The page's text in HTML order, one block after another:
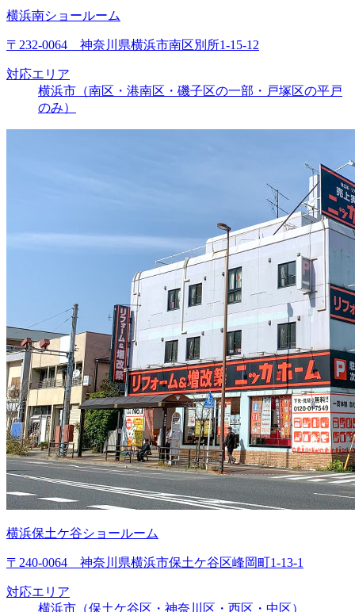
横浜南ショールーム
〒232-0064 神奈川県横浜市南区別所1-15-12
対応エリア
横浜市（南区・港南区・磯子区の一部・戸塚区の平戸
のみ）
横浜保土ケ谷ショールーム
〒240-0064 神奈川県横浜市保土ケ谷区峰岡町1-13-1
対応エリア
横浜市（保土ケ谷区・神奈川区・西区・中区）